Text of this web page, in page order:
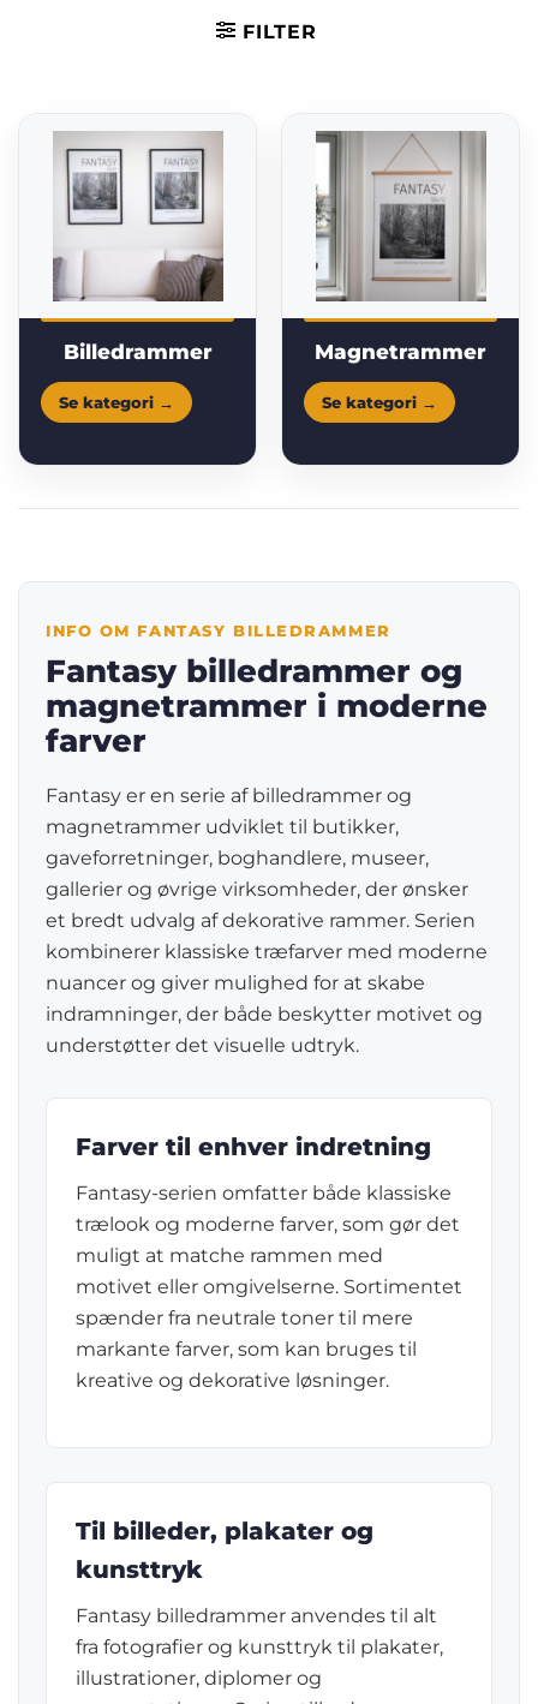
FILTER
Billedrammer Magnetrammer
INFO OM FANTASY BILLEDRAMMER
Fantasy billedrammer og
magnetrammer i moderne
farver
Fantasy er en serie af billedrammer og
magnetrammer udviklet til butikker,
gaveforretninger, boghandlere, museer,
gallerier og øvrige virksomheder, der ønsker
et bredt udvalg af dekorative rammer. Serien
kombinerer klassiske træfarver med moderne
nuancer og giver mulighed for at skabe
indramninger, der både beskytter motivet og
understøtter det visuelle udtryk.
Farver til enhver indretning
Fantasy-serien omfatter både klassiske
trælook og moderne farver, som gør det
muligt at matche rammen med
motivet eller omgivelserne. Sortimentet
spænder fra neutrale toner til mere
markante farver, som kan bruges til
kreative og dekorative løsninger.
Til billeder, plakater og
kunsttryk
Fantasy billedrammer anvendes til alt
fra fotografier og kunsttryk til plakater,
illustrationer, diplomer og